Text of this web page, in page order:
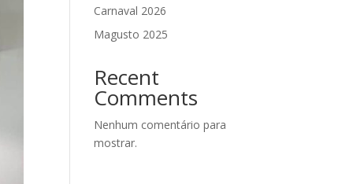
Carnaval 2026
Magusto 2025
Recent
Comments
Nenhum comentário para
mostrar.